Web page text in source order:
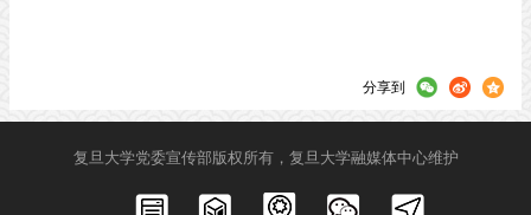
分享到
复旦大学党委宣传部版权所有，复旦大学融媒体中心维护